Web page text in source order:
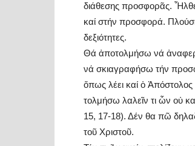
διάθεσης προσφορᾶς.
καί στήν προσφορά.
δεξιότητες.
Θά ἀποτολμήσω νά
νά σκιαγραφήσω τήν
ὅπως λέει καί ὁ
τολμήσω λαλεῖν τι ὧν οὐ
15, 17-18). Δέν θα πῶ
τοῦ Χριστοῦ.